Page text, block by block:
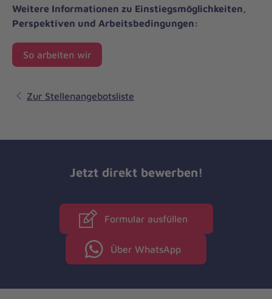
Weitere Informationen zu Einstiegsmöglichkeiten,
Perspektiven und Arbeitsbedingungen:
So arbeiten wir
Zur Stellenangebotsliste
Jetzt direkt bewerben!
Formular ausfüllen
Über WhatsApp